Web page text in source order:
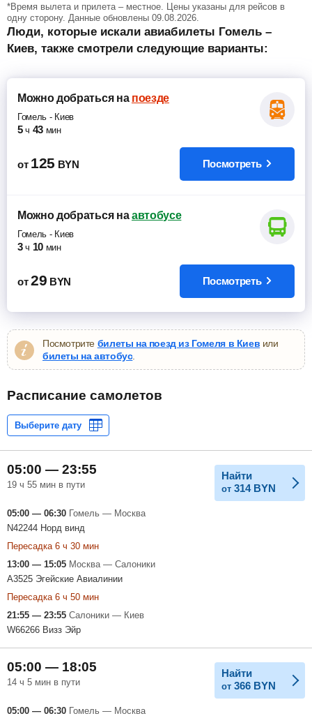
*Время вылета и прилета – местное. Цены указаны для рейсов в
одну сторону. Данные обновлены 09.08.2026.
Люди, которые искали авиабилеты Гомель –
Киев, также смотрели следующие варианты:
Можно добратьсяна поезде
Гомель - Киев
5 ч 43 мин
от 125 BYN Посмотреть
Можно добратьсяна автобусе
Гомель - Киев
3 ч 10 мин
от 29 BYN Посмотреть
Посмотрите билеты на поезд из Гомеля в Киев или
билеты на автобус.
Расписание самолетов
05:00 — 23:55
19 ч 55 мин в пути
Найти
от 314 BYN
05:00 — 06:30 Гомель — Москва
N42244 Норд винд
Пересадка 6 ч 30 мин
13:00 — 15:05 Москва — Салоники
A3525 Эгейские Авиалинии
Пересадка 6 ч 50 мин
21:55 — 23:55 Салоники — Киев
W66266 Визз Эйр
05:00 — 18:05
14 ч 5 мин в пути
Найти
от 366 BYN
05:00 — 06:30 Гомель — Москва